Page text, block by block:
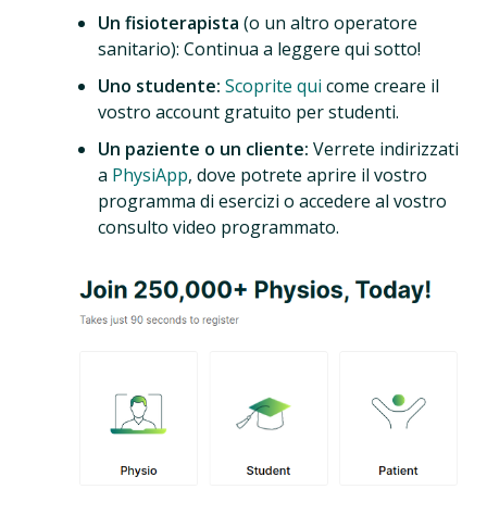
Un fisioterapista (o un altro operatore
sanitario): Continua a leggere qui sotto!
Uno studente: Scoprite qui come creare il
vostro account gratuito per studenti.
Un paziente o un cliente: Verrete indirizzati
a PhysiApp, dove potrete aprire il vostro
programma di esercizi o accedere al vostro
consulto video programmato.